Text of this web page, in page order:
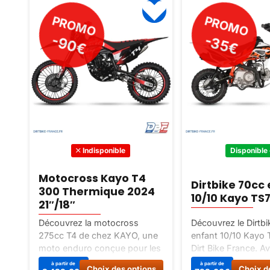
Indisponible
PROMO
-90€
Motocross Kayo T4
300 Thermique 2024
21″/18″
Découvrez la motocross
275cc T4 de chez KAYO, une
moto enduro conçue pour les
amateurs d’aventures et de
à partir de
Ce
Disponible
PROMO
-35€
Dirtbike 70cc
10/10 Kayo
Découvrez le
enfant 10/10 Kayo
Dirt Bike France.
cylindrée de 70cc,
à partir de